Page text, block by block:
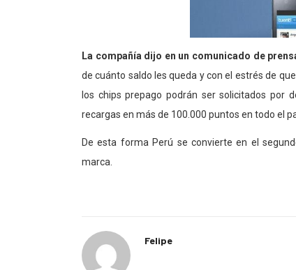
La compañía dijo en un comunicado de
de cuánto saldo les queda y con el estrés de
los chips prepago podrán ser solicitados por
recargas en más de 100.000 puntos en todo el
De esta forma Perú se convierte en el
marca.
Felipe